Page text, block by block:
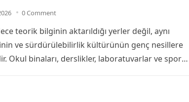
0 Comment
teorik bilginin aktarıldığı yerler değil, aynı
ve sürdürülebilirlik kültürünün genç nesillere
Okul binaları, derslikler, laboratuvarlar ve spor